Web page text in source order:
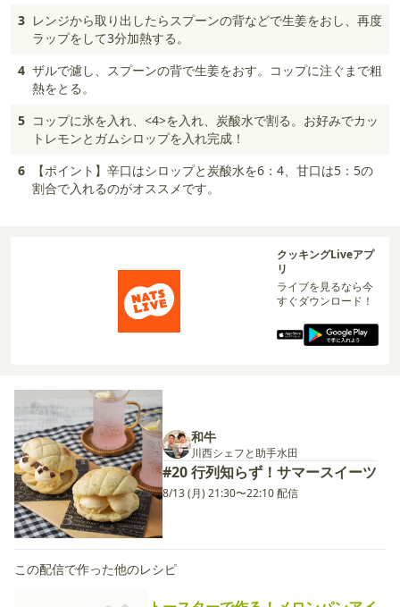
3 レンジから取り出したらスプーンの背などで生姜をおし、再度
ラップをして3分加熱する。
4 ザルで濾し、スプーンの背で生姜をおす。コップに注ぐまで粗
熱をとる。
5 コップに氷を入れ、<4>を入れ、炭酸水で割る。お好みでカッ
トレモンとガムシロップを入れ完成！
6
【ポイント】辛口はシロップと炭酸水を6：4、甘口は5：5の
割合で入れるのがオススメです。
クッキングLiveアプ
リ
ライブを見るなら今
すぐダウンロード！
和牛
川西シェフと助手水田
#20 行列知らず！サマースイーツ
8/13 (月) 21:30〜22:10 配信
この配信で作った他のレシピ